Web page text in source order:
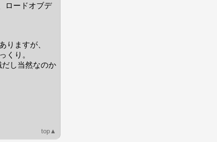
ロードオブデ
りますが、
くり。
し当然なのか
top▲